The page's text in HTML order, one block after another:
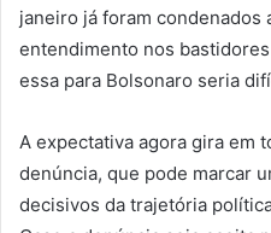
janeiro já foram condenados
entendimento nos
essa para Bolsonaro seria
A expectativa agora gira em
denúncia, que pode marcar
decisivos da trajetória